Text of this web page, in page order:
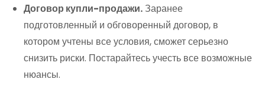
Договор купли-продажи. Заранее
подготовленный и обговоренный договор, в
котором учтены все условия, сможет серьезно
снизить риски. Постарайтесь учесть все возможные
нюансы.